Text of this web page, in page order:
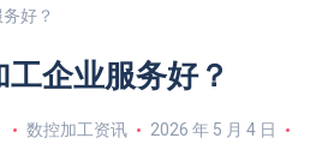
好？
企业服务好？
数控加工资讯
2026 年 5 月 4 日